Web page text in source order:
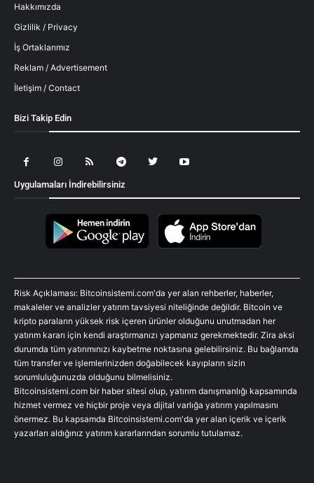
Hakkımızda
Gizlilik / Privacy
İş Ortaklarımız
Reklam / Advertisement
İletişim / Contact
Bizi Takip Edin
Uygulamaları İndirebilirsiniz
Risk Açıklaması: Bitcoinsistemi.com'da yer alan rehberler, haberler,
makaleler ve analizler yatırım tavsiyesi niteliğinde değildir. Bitcoin ve
kripto paraların yüksek risk içeren ürünler olduğunu unutmadan her
yatırım kararı için kendi araştırmanızı yapmanız gerekmektedir. Zira aksi
durumda tüm yatırımınızı kaybetme noktasına gelebilirsiniz. Bu bağlamda
tüm transfer ve işlemlerinizden doğabilecek kayıpların sizin
sorumluluğunuzda olduğunu bilmelisiniz.
Bitcoinsistemi.com bir haber sitesi olup, yatırım danışmanlığı kapsamında
hizmet vermez ve hiçbir proje veya dijital varlığa yatırım yapılmasını
önermez. Bu kapsamda Bitcoinsistemi.com'da yer alan içerik ve içerik
yazarları aldığınız yatırım kararlarından sorumlu tutulamaz.